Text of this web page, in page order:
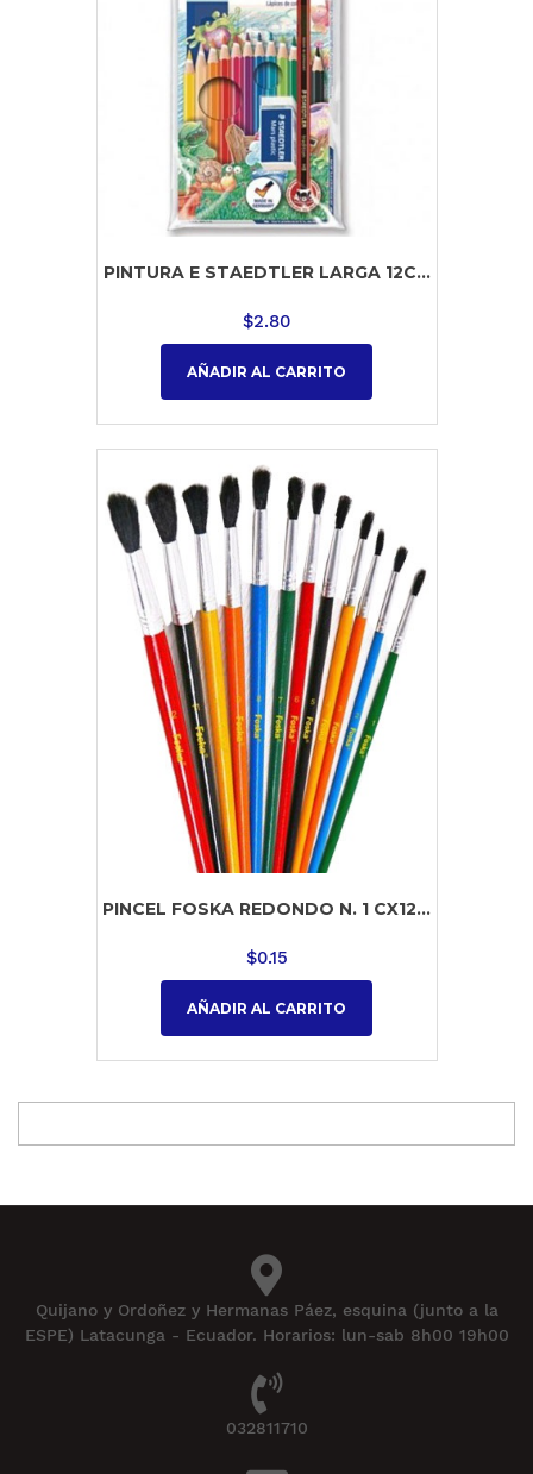
PINTURA E STAEDTLER LARGA 12C...
$2.80
AÑADIR AL CARRITO
PINCEL FOSKA REDONDO N. 1 CX12...
$0.15
AÑADIR AL CARRITO
Quijano y Ordoñez y Hermanas Páez, esquina (junto a la
ESPE) Latacunga - Ecuador. Horarios: lun-sab 8h00 19h00
032811710